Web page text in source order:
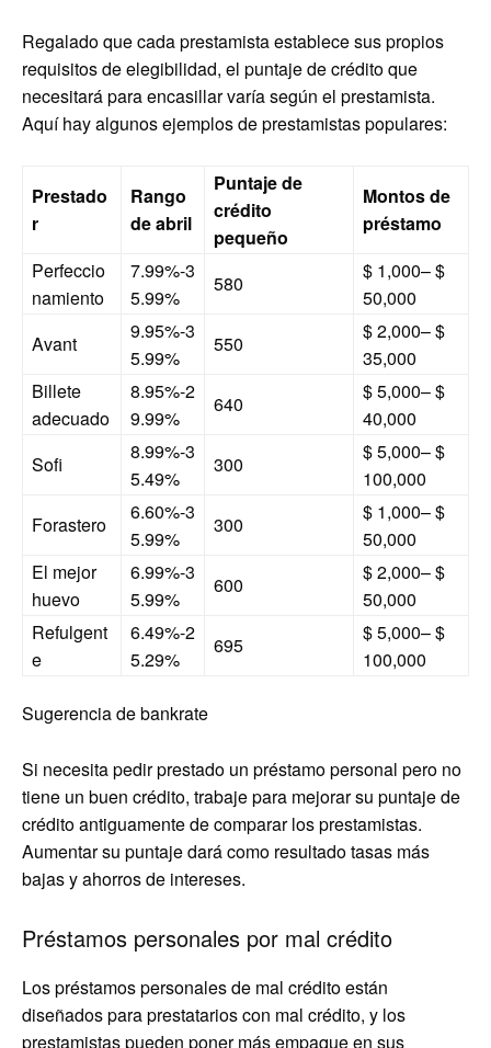
Regalado que cada prestamista establece sus propios
requisitos de elegibilidad, el puntaje de crédito que
necesitará para encasillar varía según el prestamista.
Aquí hay algunos ejemplos de prestamistas populares:
Prestado
r
Rango
de abril
Puntaje de
crédito
pequeño
Montos de
préstamo
Perfeccio
namiento
7.99%-3
5.99%
580
$ 1,000– $
50,000
Avant
9.95%-3
5.99%
550
$ 2,000– $
35,000
Billete
adecuado
8.95%-2
9.99%
640
$ 5,000– $
40,000
Sofi
8.99%-3
5.49%
300
$ 5,000– $
100,000
Forastero
6.60%-3
5.99%
300
$ 1,000– $
50,000
El mejor
huevo
6.99%-3
5.99%
600
$ 2,000– $
50,000
Refulgent
e
6.49%-2
5.29%
695
$ 5,000– $
100,000
Sugerencia de bankrate
Si necesita pedir prestado un préstamo personal pero no
tiene un buen crédito, trabaje para mejorar su puntaje de
crédito antiguamente de comparar los prestamistas.
Aumentar su puntaje dará como resultado tasas más
bajas y ahorros de intereses.
Préstamos personales por mal crédito
Los préstamos personales de mal crédito están
diseñados para prestatarios con mal crédito, y los
prestamistas pueden poner más empaque en sus